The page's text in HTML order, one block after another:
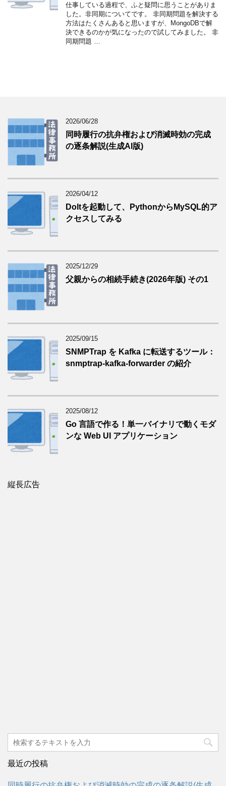
仕事している過程で、ふと疑問に思うことがありま
した。非同期についてです。 非同期問題を解決する
方法はたくさんあると思いますが、MongoDBで解
決できるのかが気になったので試してみました。 非
同期問題 …
2026/06/28
同時履行の抗弁権および消滅時効の完成
の逐条解説(生成AI版)
2026/04/12
Doltを起動して、PythonからMySQL的ア
クセスしてみる
2025/12/29
父親からの相続手続き(2026年版) その1
2025/09/15
SNMPTrap を Kafka に転送するツール：
snmptrap-kafka-forwarder の紹介
2025/08/12
Go 言語で作る！単一バイナリで動くモダ
ンな Web UI アプリケーション
縦長広告
最近の投稿